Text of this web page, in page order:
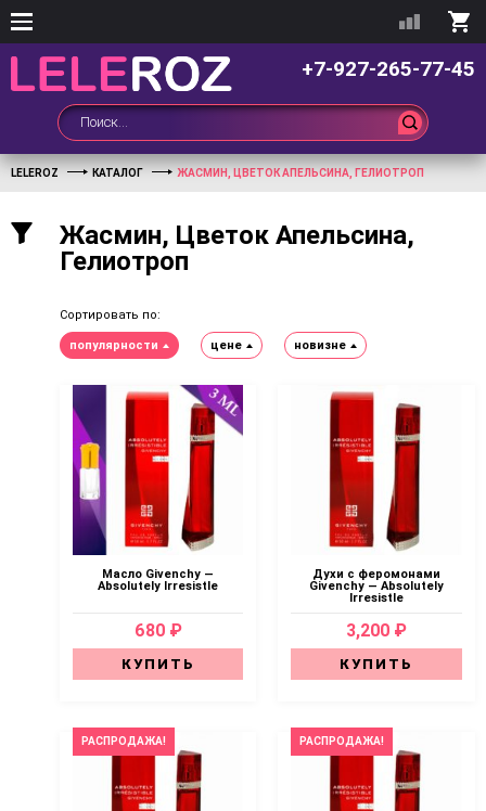
+7-927-265-77-45
LELEROZ КАТАЛОГ ЖАСМИН, ЦВЕТОК АПЕЛЬСИНА, ГЕЛИОТРОП
Жасмин, Цветок Апельсина,
Гелиотроп
Сортировать по:
популярности цене новизне
Масло Givenchy —
Absolutely Irresistle
680 ₽
КУПИТЬ
Духи с феромонами
Givenchy — Absolutely
Irresistle
3,200 ₽
КУПИТЬ
РАСПРОДАЖА! РАСПРОДАЖА!